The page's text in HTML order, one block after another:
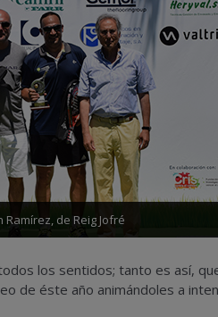
de Reig Jofré
los sentidos; tanto es así,
de éste año animándoles a